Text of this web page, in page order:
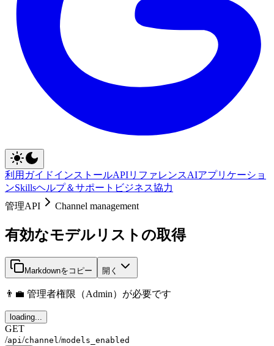
利用ガイドインストールAPIリファレンスAIアプリケーショ
ンSkillsヘルプ＆サポート ビジネス協力
管理API
Channel management
有効なモデルリストの取得
Markdownをコピー 開く
👨‍💼 管理者権限（Admin）が必要です
loading...
GET
/api /channel /models_enabled